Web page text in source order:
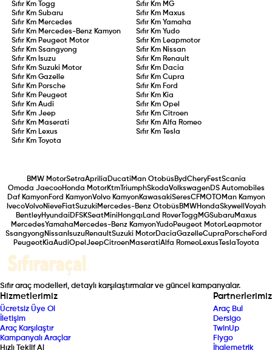
Sıfır Km
Togg Sıfır Km MG
Sıfır KmSubaru Sıfır Km Maxus
Sıfır Km Mercedes Sıfır Km Yamaha
Sıfır Km Mercedes-Benz Kamyon Sıfır Km Yudo
Sıfır Km Peugeot Motor Sıfır Km Leapmotor
Sıfır KmSsangyong Sıfır Km Nissan
Sıfır Km Isuzu Sıfır Km Renault
Sıfır KmSuzuki Motor Sıfır Km Dacia
Sıfır KmGazelle Sıfır Km Cupra
Sıfır Km Porsche Sıfır Km Ford
Sıfır Km Peugeot Sıfır Km Kia
Sıfır KmAudi Sıfır Km Opel
Sıfır KmJeep Sıfır Km Citroen
Sıfır Km Maserati Sıfır Km Alfa Romeo
Sıfır Km Lexus Sıfır Km
Tesla
Sıfır Km
Toyota
BMW MotorSetraAprilia Ducati Man Otobüs BydCheryFestScania
Omoda JaecooHonda MotorKtmTriumphSkodaVolkswagenDS Automobiles
Daf KamyonFord KamyonVolvo KamyonKawasakiSeresCFMOTOMan Kamyon
IvecoVolvoNieveFiatSuzuki Mercedes-Benz Otobüs BMWHondaSkywell Voyah
BentleyHyundai DFSKSeatMini Hongqı Land RoverTogg MGSubaruMaxus
MercedesYamaha Mercedes-Benz KamyonYudoPeugeot MotorLeapmotor
Ssangyong NissanIsuzuRenaultSuzuki MotorDaciaGazelleCupra PorscheFord
PeugeotKiaAudiOpel JeepCitroenMaseratiAlfa RomeoLexus Tesla Toyota
Sıfır araç modelleri, detaylı karşılaştırmalar ve güncel kampanyalar.
Hizmetlerimiz
Ücretsiz Üye Ol
İletişim
Araç Karşılaştır
Kampanyalı Araçlar
Hızlı Teklif Al
Partnerlerimiz
Araç Bul
Dersigo
TwinUp
Fiygo
İhalemetrik